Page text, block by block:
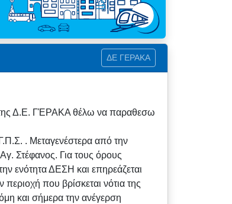
ΔΕ ΓΕΡΑΚΑ
της Δ.Ε. ΓΈΡΑΚΑ θέλω να παραθεσω
. Μεταγενέστερα από την
Στέφανος. Για τους όρους
ενότητα ΔΕΣΗ και επηρεάζεται
που βρίσκεται νότια της
και σήμερα την ανέγερση